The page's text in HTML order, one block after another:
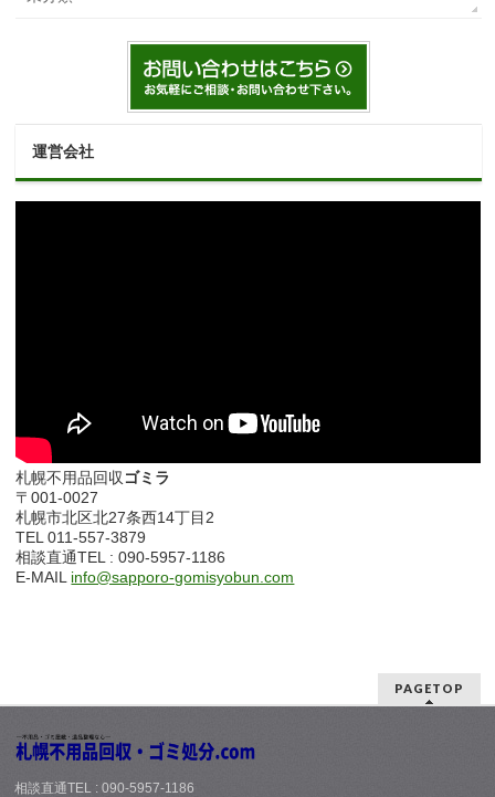
運営会社
札幌不用品回収 ゴミラ
〒001-0027
札幌市北区北27条西14丁目2
TEL 011-557-3879
相談直通TEL : 090-5957-1186
E-MAIL info@sapporo-gomisyobun.com
PAGETOP
相談直通TEL : 090-5957-1186